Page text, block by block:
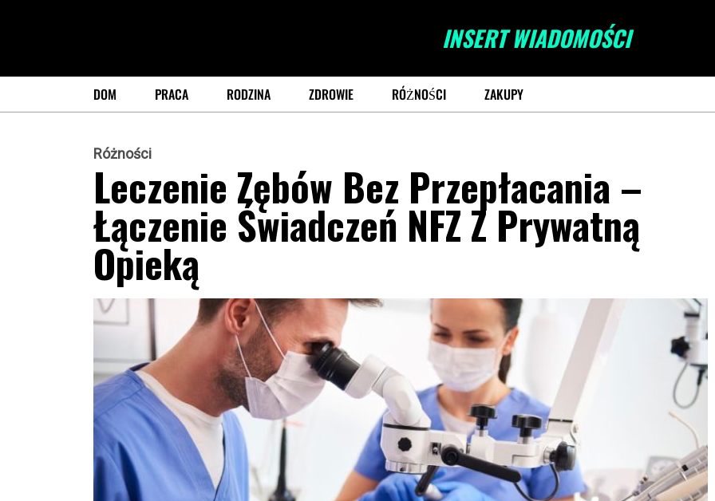
INSERT WIADOMOŚCI
DOM PRACA RODZINA ZDROWIE RÓŻNOŚCI ZAKUPY
Różności
Leczenie Zębów Bez Przepłacania –
Łączenie Świadczeń NFZ Z Prywatną
Opieką